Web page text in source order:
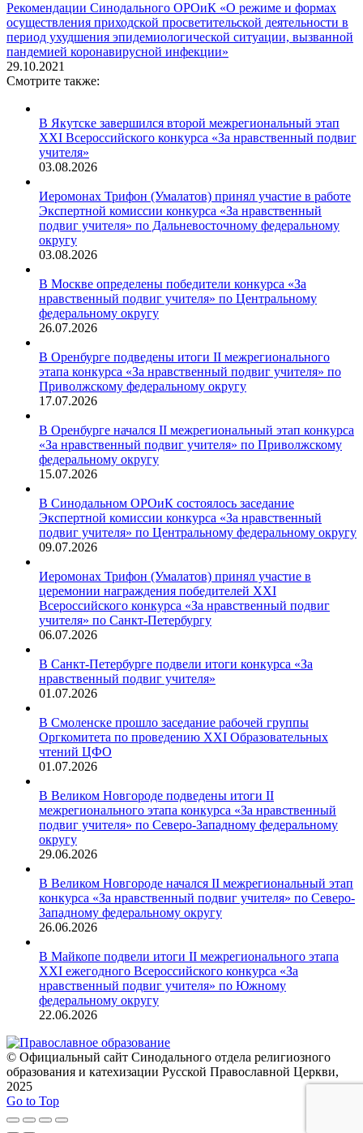
Рекомендации Синодального ОРОиК «О режиме и формах
осуществления приходской просветительской деятельности в
период ухудшения эпидемиологической ситуации, вызванной
пандемией коронавирусной инфекции»
29.10.2021
Смотрите также:
В Якутске завершился второй межрегиональный этап
XXI Всероссийского конкурса «За нравственный подвиг
учителя»
03.08.2026
Иеромонах Трифон (Умалатов) принял участие в работе
Экспертной комиссии конкурса «За нравственный
подвиг учителя» по Дальневосточному федеральному
округу
03.08.2026
В Москве определены победители конкурса «За
нравственный подвиг учителя» по Центральному
федеральному округу
26.07.2026
В Оренбурге подведены итоги II межрегионального
этапа конкурса «За нравственный подвиг учителя» по
Приволжскому федеральному округу
17.07.2026
В Оренбурге начался II межрегиональный этап конкурса
«За нравственный подвиг учителя» по Приволжскому
федеральному округу
15.07.2026
В Синодальном ОРОиК состоялось заседание
Экспертной комиссии конкурса «За нравственный
подвиг учителя» по Центральному федеральному округу
09.07.2026
Иеромонах Трифон (Умалатов) принял участие в
церемонии награждения победителей XXI
Всероссийского конкурса «За нравственный подвиг
учителя» по Санкт-Петербургу
06.07.2026
В Санкт-Петербурге подвели итоги конкурса «За
нравственный подвиг учителя»
01.07.2026
В Смоленске прошло заседание рабочей группы
Оргкомитета по проведению XXI Образовательных
чтений ЦФО
01.07.2026
В Великом Новгороде подведены итоги II
межрегионального этапа конкурса «За нравственный
подвиг учителя» по Северо-Западному федеральному
округу
29.06.2026
В Великом Новгороде начался II межрегиональный этап
конкурса «За нравственный подвиг учителя» по Северо-
Западному федеральному округу
26.06.2026
В Майкопе подвели итоги II межрегионального этапа
XXI ежегодного Всероссийского конкурса «За
нравственный подвиг учителя» по Южному
федеральному округу
22.06.2026
© Официальный сайт Синодального отдела религиозного
образования и катехизации Русской Православной Церкви,
2025
Go to Top